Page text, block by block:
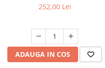
252,00 Lei
ADAUGA IN COS